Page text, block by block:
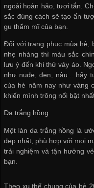
ngoài hoàn hảo, tươi tắn.
sắc đúng cách sẽ tạo ấn
gu thẩm mĩ của bạn.
Đối với trang phục mùa hè,
nhẹ nhàng thì màu sắc
lưu ý đến khi thử váy áo.
như nude, đen, nâu... hãy
của hè năm nay như vàng
khiến mình trông nổi bật
Da trắng hồng
Một làn da trắng hồng là
đẹp nhất, phù hợp với mọi
trải nghiệm và tận hưởng
bạn.
Theo xu thế chung của hè